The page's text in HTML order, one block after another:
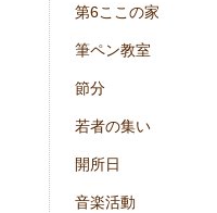
第6ここの家
筆ペン教室
節分
若者の集い
開所日
音楽活動